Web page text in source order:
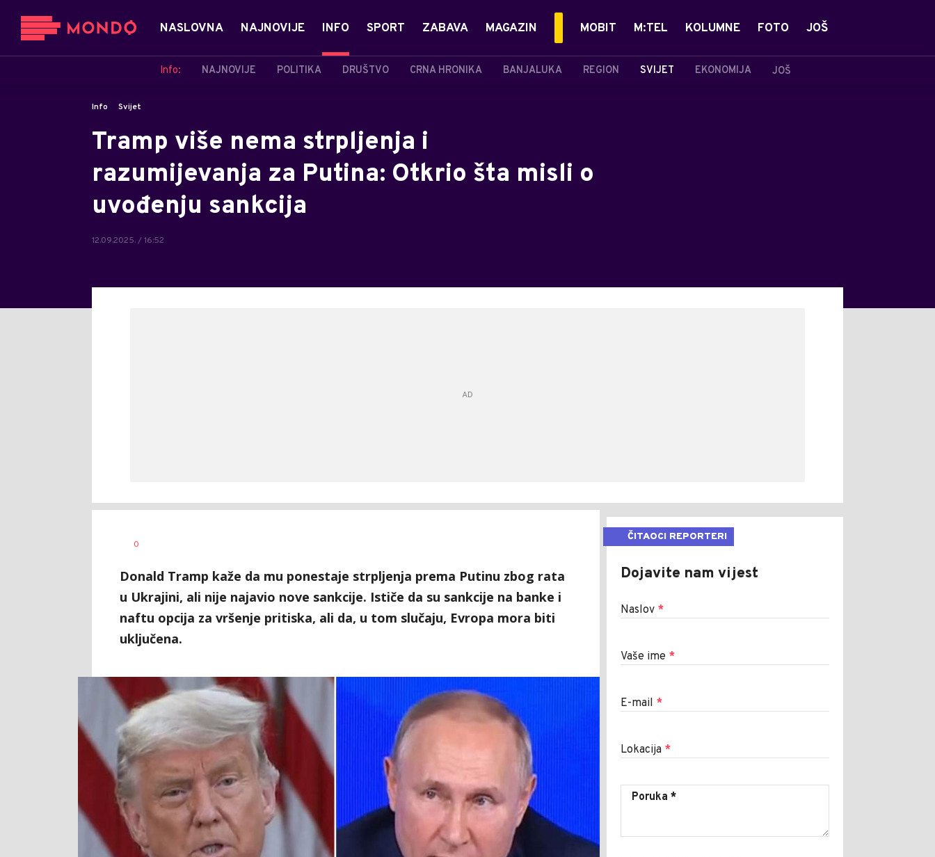
NASLOVNA NAJNOVIJE INFO
Info: NAJNOVIJE POLITIKA DRUŠTVO CRNA HRONIKA BANJALUKA REGION SVIJET EKONOMIJA JOŠ
SPORT ZABAVA MAGAZIN MOBIT M:TEL KOLUMNE FOTO JOŠ
Info Svijet
Tramp više nema strpljenja i
razumijevanja za Putina: Otkrio šta misli o
uvođenju sankcija
12.09.2025. / 16:52
0
Donald Tramp kaže da mu ponestaje strpljenja prema Putinu zbog rata
u Ukrajini, ali nije najavio nove sankcije. Ističe da su sankcije na banke i
naftu opcija za vršenje pritiska, ali da, u tom slučaju, Evropa mora biti
uključena.
ČITAOCI REPORTERI
Dojavite nam vijest
Naslov *
Vaše ime *
E-mail *
Lokacija *